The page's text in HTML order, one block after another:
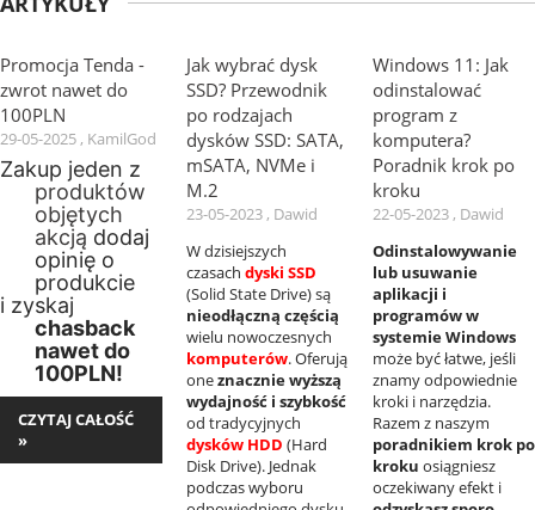
Promocja Tenda -
zwrot nawet do
100PLN
29-05-2025 , KamilGod
Zakup jeden z
produktów
objętych
akcją dodaj
opinię o
produkcie
i zyskaj
chasback
nawet do
100PLN!
CZYTAJ CAŁOŚĆ
»
Jak wybrać dysk
SSD? Przewodnik
po rodzajach
dysków SSD: SATA,
mSATA, NVMe i
M.2
23-05-2023 , Dawid
W dzisiejszych
czasach dyski SSD
(Solid State Drive) są
nieodłączną częścią
wielu nowoczesnych
komputerów. Oferują
oneznacznie wyższą
wydajność i szybkość
od tradycyjnych
dysków HDD (Hard
Disk Drive). Jednak
podczas wyboru
Windows 11: Jak
odinstalować
program z
komputera?
Poradnik krok po
kroku
22-05-2023 , Dawid
Odinstalowywanie
lub usuwanie
aplikacji i
programów w
systemie Windows
może być łatwe, jeśli
znamy odpowiednie
kroki i narzędzia.
Razem z naszym
poradnikiem krok po
kroku osiągniesz
oczekiwany efekt i